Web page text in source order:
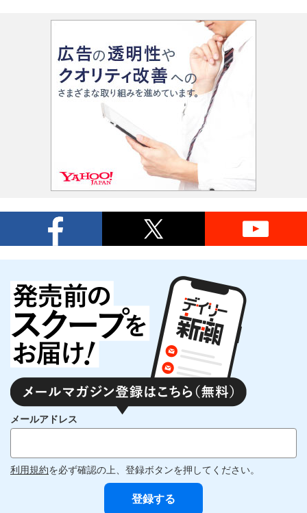
メールアドレス
利用規約を必ず確認の上、登録ボタンを押してください。